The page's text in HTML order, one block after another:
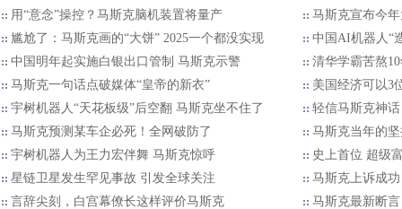
用“意念”操控？马斯克脑机装置将量产
马斯克宣布今
尴尬了：马斯克画的“大饼” 2025一个都没实现
中国AI机器人“
中国明年起实施白银出口管制 马斯克示警
清华学霸苦熬
马斯克一句话点破媒体“皇帝的新衣”
美国经济可以3
宇树机器人“天花板级”后空翻 马斯克坐不住了
轻信马斯克神
马斯克预测某车企必死！全网破防了
马斯克当年的
宇树机器人为王力宏伴舞 马斯克惊呼
史上首位 超级
星链卫星发生罕见事故 引发全球关注
马斯克上诉成
言辞尖刻，白宫幕僚长这样评价马斯克
马斯克最新断